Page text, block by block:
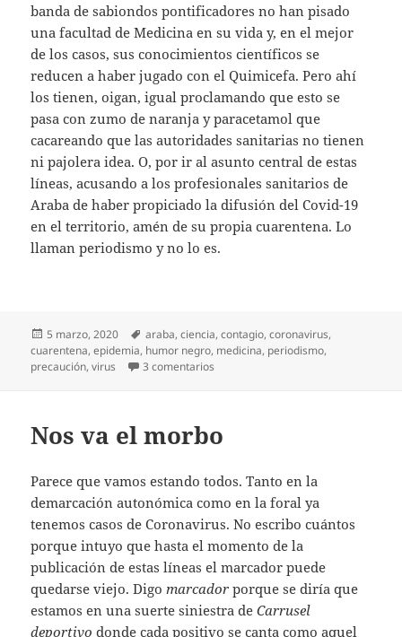
banda de sabiondos pontificadores no han pisado
una facultad de Medicina en su vida y, en el mejor
de los casos, sus conocimientos científicos se
reducen a haber jugado con el Quimicefa. Pero ahí
los tienen, oigan, igual proclamando que esto se
pasa con zumo de naranja y paracetamol que
cacareando que las autoridades sanitarias no tienen
ni pajolera idea. O, por ir al asunto central de estas
líneas, acusando a los profesionales sanitarios de
Araba de haber propiciado la difusión del Covid-19
en el territorio, amén de su propia cuarentena. Lo
llaman periodismo y no lo es.
Publicado
el
5 marzo, 2020 Etiquetas
araba,ciencia,contagio,coronavirus,
cuarentena,epidemia, humor negro, medicina, periodismo,
precaución,virus 3 comentarios
Nos va el morbo
Parece que vamos estando todos. Tanto en la
demarcación autonómica como en la foral ya
tenemos casos de Coronavirus. No escribo cuántos
porque intuyo que hasta el momento de la
publicación de estas líneas el marcador puede
quedarse viejo. Digo marcador porque se diría que
estamos en una suerte siniestra deCarrusel
deportivo donde cada positivo se canta como aquel